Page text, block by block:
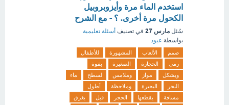
استخدم الماء مرة وأيزوبروبيل
الكحول مرة أخرى. ؟ - مع الشرح
سُئل مارس 27 في تصنيف أسئلة تعليمية
بواسطة عبود
صمم الألعاب المشهورة
للأطفال
رمي
الحجارة الصغيرة
بقوة
وبشكل
مواز وملامس لسطح
ماء
البحر
البحيرة وملاحظة
أطول
مسافة
يقطعها الحجر قبل
يغرق